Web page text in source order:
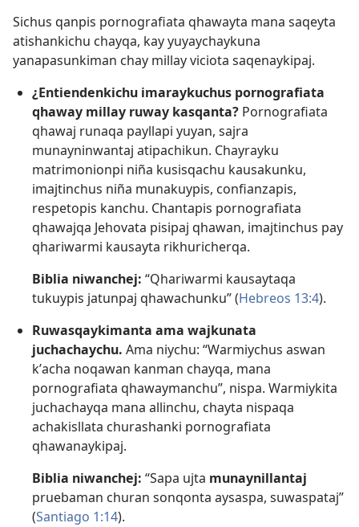
Sichus qanpis pornografiata qhawayta mana saqeyta
atishankichu chayqa, kay yuyaychaykuna
yanapasunkiman chay millay viciota saqenaykipaj.
¿Entiendenkichu imaraykuchus pornografiata
qhaway millay ruway kasqanta? Pornografiata
qhawaj runaqa payllapi yuyan, sajra
munayninwantaj atipachikun. Chayrayku
matrimonionpi niña kusisqachu kausakunku,
imajtinchus niña munakuypis, confianzapis,
respetopis kanchu. Chantapis pornografiata
qhawajqa Jehovata pisipaj qhawan, imajtinchus pay
qhariwarmi kausayta rikhuricherqa.
Biblia niwanchej: “Qhariwarmi kausaytaqa
tukuypis jatunpaj qhawachunku” (Hebreos 13:4).
Ruwasqaykimanta ama wajkunata
juchachaychu. Ama niychu: “Warmiychus aswan
kʼacha noqawan kanman chayqa, mana
pornografiata qhawaymanchu”, nispa. Warmiykita
juchachayqa mana allinchu, chayta nispaqa
achakisllata churashanki pornografiata
qhawanaykipaj.
Biblia niwanchej: “Sapa ujta munaynillantaj
pruebaman churan sonqonta aysaspa, suwaspataj”
(Santiago 1:14).